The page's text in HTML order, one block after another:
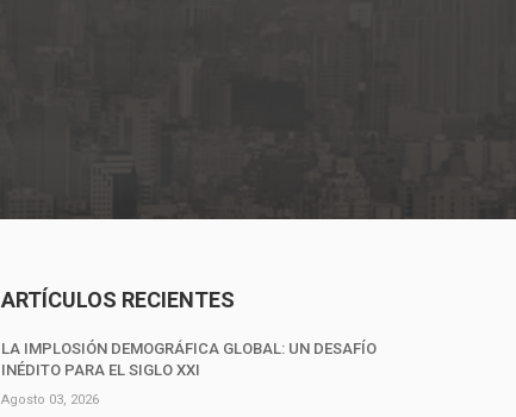
ARTÍCULOS RECIENTES
LA IMPLOSIÓN DEMOGRÁFICA GLOBAL: UN DESAFÍO
INÉDITO PARA EL SIGLO XXI
Agosto 03, 2026